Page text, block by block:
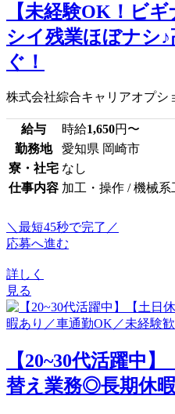
【未経験OK！ビ
シイ残業ほぼナシ
ぐ！
株式会社綜合キャリアオプシ
給与 時給1,650円〜
勤務地
愛知県 岡崎市
寮・社宅 なし
仕事内容 加工・操作 / 機械系
＼最短45秒で完了／
応募へ進む
詳しく
見る
【20~30代活躍中
替え業務◎長期休